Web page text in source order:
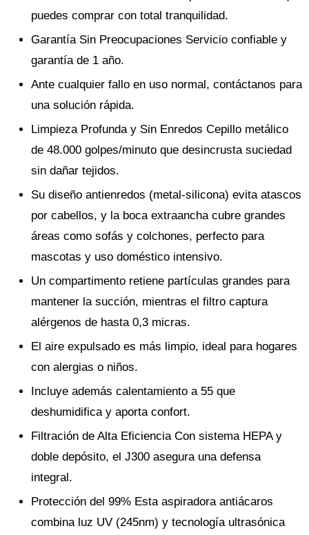
puedes comprar con total tranquilidad.
Garantía Sin Preocupaciones Servicio confiable y
garantía de 1 año.
Ante cualquier fallo en uso normal, contáctanos para
una solución rápida.
Limpieza Profunda y Sin Enredos Cepillo metálico
de 48.000 golpes/minuto que desincrusta suciedad
sin dañar tejidos.
Su diseño antienredos (metal-silicona) evita atascos
por cabellos, y la boca extraancha cubre grandes
áreas como sofás y colchones, perfecto para
mascotas y uso doméstico intensivo.
Un compartimento retiene partículas grandes para
mantener la succión, mientras el filtro captura
alérgenos de hasta 0,3 micras.
El aire expulsado es más limpio, ideal para hogares
con alergias o niños.
Incluye además calentamiento a 55 que
deshumidifica y aporta confort.
Filtración de Alta Eficiencia Con sistema HEPA y
doble depósito, el J300 asegura una defensa
integral.
Protección del 99% Esta aspiradora antiácaros
combina luz UV (245nm) y tecnología ultrasónica